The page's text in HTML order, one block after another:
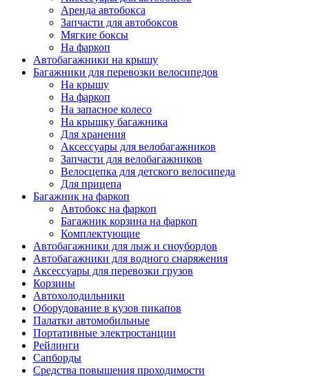
Аренда автобокса
Запчасти для автобоксов
Мягкие боксы
На фаркоп
Автобагажники на крышу
Багажники для перевозки велосипедов
На крышу
На фаркоп
На запасное колесо
На крышку багажника
Для хранения
Аксессуары для велобагажников
Запчасти для велобагажников
Велосцепка для детского велосипеда
Для прицепа
Багажник на фаркоп
Автобокс на фаркоп
Багажник корзина на фаркоп
Комплектующие
Автобагажники для лыж и сноубордов
Автобагажники для водного снаряжения
Аксессуары для перевозки грузов
Корзины
Автохолодильники
Оборудование в кузов пикапов
Палатки автомобильные
Портативные электростанции
Рейлинги
Сапборды
Средства повышения проходимости